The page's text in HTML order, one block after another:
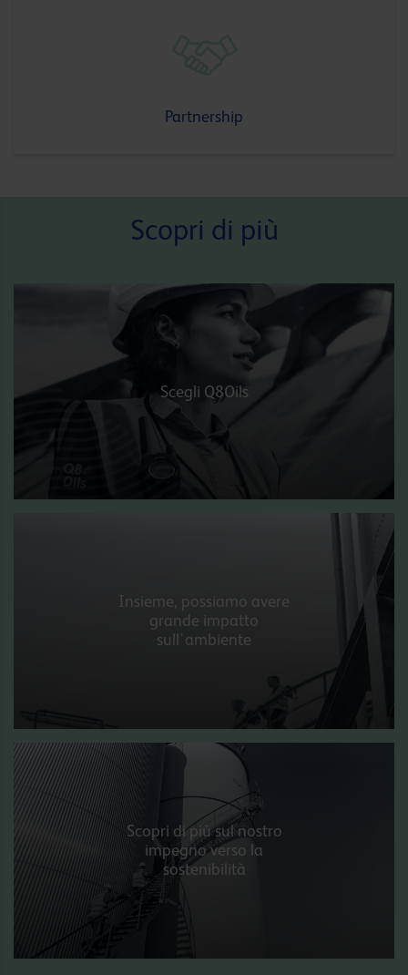
Partnership
Scopri di più
Scegli Q8Oils
Insieme, possiamo avere
grande impatto
sull'ambiente
Scopri di più sul nostro
impegno verso la
sostenibilità